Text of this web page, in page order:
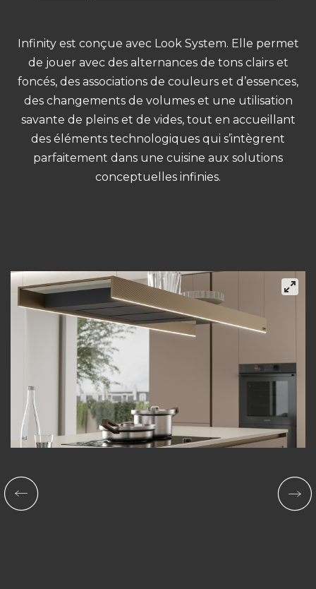
Infinity est conçue avec Look System. Elle permet
de jouer avec des alternances de tons clairs et
foncés, des associations de couleurs et d’essences,
des changements de volumes et une utilisation
savante de pleins et de vides, tout en accueillant
des éléments technologiques qui s’intègrent
parfaitement dans une cuisine aux solutions
conceptuelles infinies.